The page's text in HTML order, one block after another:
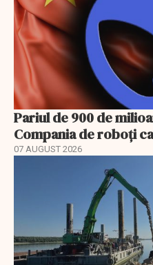
Pariul de 900 de
Compania de roboți
07 AUGUST 2026